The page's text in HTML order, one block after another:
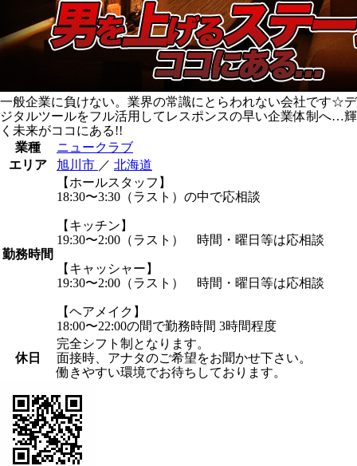
一般企業に負けない。業界の常識にとらわれない会社です☆デ
ジタルツールをフル活用してレスポンスの早い企業体制へ…輝
く未来がココにある!!
業種
ニュークラブ
エリア
旭川市 ／ 北海道
勤務時間
【ホールスタッフ】
18:30〜3:30（ラスト）の中で応相談
【キッチン】
19:30〜2:00（ラスト） 時間・曜日等は応相談
【キャッシャー】
19:30〜2:00（ラスト） 時間・曜日等は応相談
【ヘアメイク】
18:00〜22:00の間で勤務時間 3時間程度
休日
完全シフト制となります。
面接時、アナタのご希望をお聞かせ下さい。
働きやすい環境でお待ちしております。